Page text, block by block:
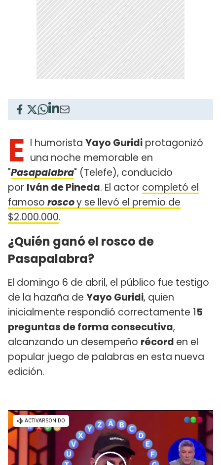
E l humorista Yayo Guridi protagonizó
una noche memorable en
"Pasapalabra" (Telefe), conducido
por Iván de Pineda. El actor completó el
famoso roscoy se llevó el premio de
$2.000.000.
¿Quién ganó el rosco de
Pasapalabra?
El domingo 6 de abril, el público fue testigo
de la hazaña de Yayo Guridi, quien
inicialmente respondió correctamente 15
preguntas de forma consecutiva,
alcanzando un desempeño récord en el
popular juego de palabras en esta nueva
edición.